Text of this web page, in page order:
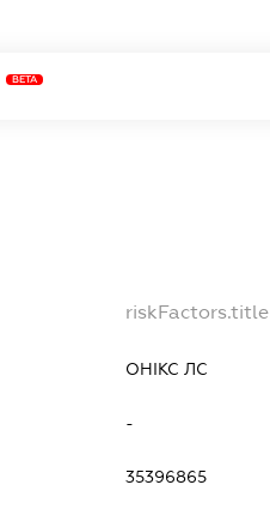
BETA
riskFactors.title
ОНІКС ЛС
-
35396865